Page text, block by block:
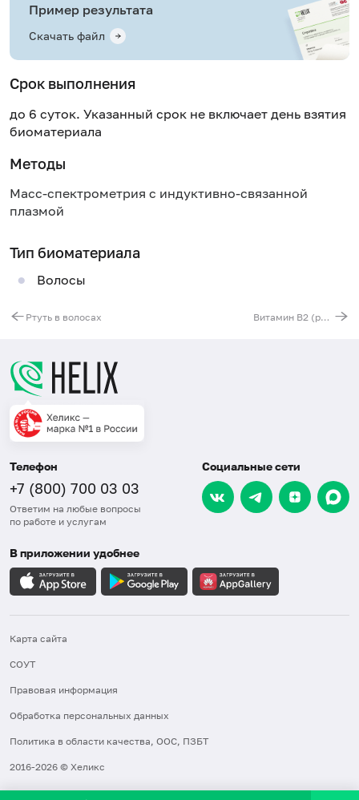
Пример результата
Скачать файл
Срок выполнения
до 6 суток. Указанный срок не включает день взятия
биоматериала
Методы
Масс-спектрометрия с индуктивно-связанной
плазмой
Тип биоматериала
Волосы
Ртуть в волосах Витамин B2 (рибофлавин)
Телефон
+7 (800) 700 03 03
Ответим на любые вопросы
по работе и услугам
Социальные сети
В приложении удобнее
Карта сайта
СОУТ
Правовая информация
Обработка персональных данных
Политика в области качества, ООС, ПЗБТ
2016-2026 © Хеликс